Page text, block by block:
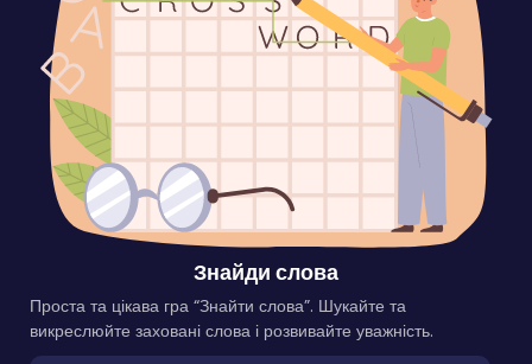
Знайди слова
Проста та цікава гра “Знайти слова”. Шукайте та
викреслюйте заховані слова і розвивайте уважність.